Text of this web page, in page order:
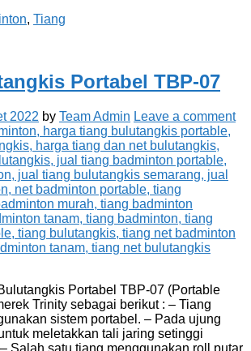
, Tiang
Portabel TBP-07
2022 by Team Admin Leave a comment
Portabel TBP-07 (Portable
Trinity sebagai berikut : – Tiang
sistem portabel. – Pada ujung
meletakkan tali jaring setinggi
Salah satu tiang menggunakan roll putar